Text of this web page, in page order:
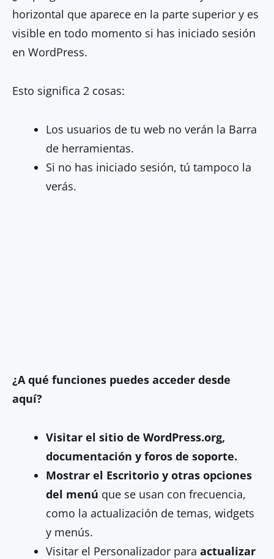
horizontal que aparece en la parte superior y es
visible en todo momento si has iniciado sesión
en WordPress.
Esto significa 2 cosas:
Los usuarios de tu web no verán la Barra
de herramientas.
Si no has iniciado sesión, tú tampoco la
verás.
¿A qué funciones puedes acceder desde
aquí?
Visitar el sitio de WordPress.org,
documentación y foros de soporte.
Mostrar el Escritorio y otras opciones
del menú que se usan con frecuencia,
como la actualización de temas, widgets
y menús.
Visitar el Personalizador para actualizar